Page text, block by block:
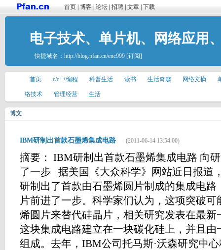
首页 博客 论坛 招聘 文章 下载
电子技术、单片机、网络应用
快捷域名： http://blog.pfan.cn/enc999 [订阅]
首页 c/c++编程 科普生活 读书 生活奇趣 网络文摘
络技术 管理经营 生活
博文
IBM研制出首款石墨烯集成电路 (2011-06-14 13:54:00)
摘要： IBM研制出首款石墨烯集成电路 向
了一步 据美国《大众科学》网站近日报道
研制出了首款由石墨烯圆片制成的集成电
片前进了一步。科学家们认为，这项突破
烯圆片来替代硅晶片，相关研究发表在最
这块集成电路建立在一块碳化硅上，并且
组成。去年，IBM公司托马斯·沃森研究中